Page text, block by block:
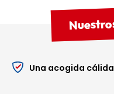
nuestro equipo.
Una
preparada
Una acogida